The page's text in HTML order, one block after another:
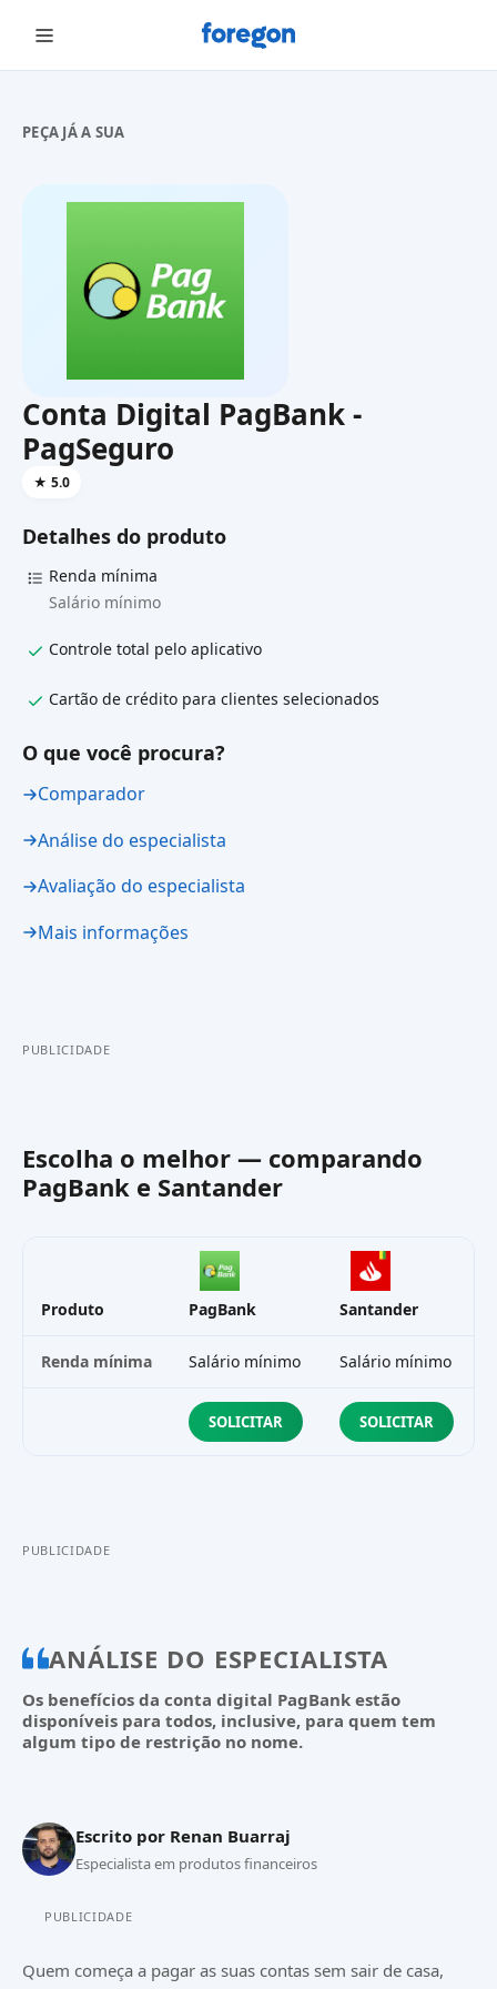
Foregon.com
PEÇA JÁ A SUA
Conta Digital PagBank -
PagSeguro
★ 5.0
Detalhes do produto
Renda mínima
Salário mínimo
Controle total pelo aplicativo
Cartão de crédito para clientes selecionados
O que você procura?
Comparador
Análise do especialista
Avaliação do especialista
Mais informações
PUBLICIDADE
Escolha o melhor — comparando
PagBank e Santander
Produto PagBank Santander
Renda mínima Salário mínimo Salário mínimo
SOLICITAR SOLICITAR
PUBLICIDADE
ANÁLISE DO ESPECIALISTA
Os benefícios da conta digital PagBank estão
disponíveis para todos, inclusive, para quem tem
algum tipo de restrição no nome.
Escrito por Renan Buarraj
Especialista em produtos financeiros
PUBLICIDADE
Quem começa a pagar as suas contas sem sair de casa,